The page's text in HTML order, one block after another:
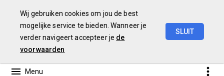
Wij gebruiken cookies om jou de best
mogelijke service te bieden. Wanneer je
verder navigeert accepteer je de
voorwaarden
SLUIT